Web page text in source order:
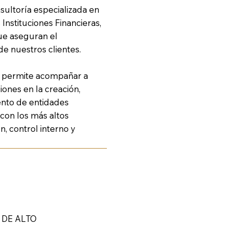
especializada en
Financieras,
aseguran el
nuestros clientes.
acompañar a
en la creación,
de entidades
los más altos
control interno y
ALTO